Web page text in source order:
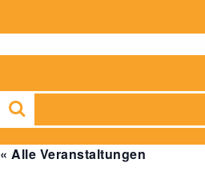
« Alle Veranstaltungen